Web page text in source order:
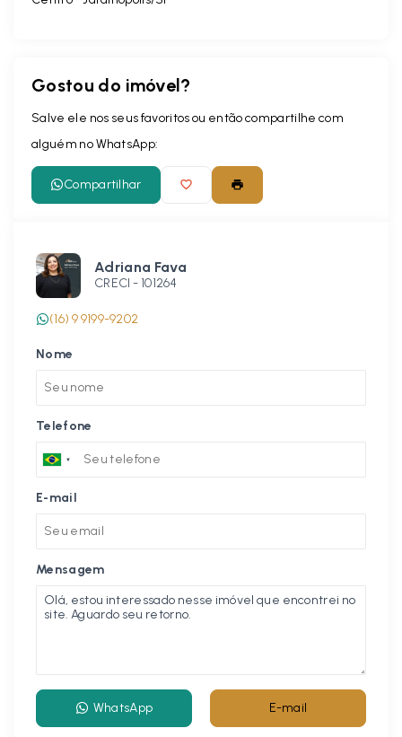
Gostou do imóvel?
Salve ele nos seus favoritos ou então compartilhe com
alguém no WhatsApp:
Compartilhar
Adriana Fava
CRECI - 101264
(16) 9 9199-9202
Nome
Telefone
E-mail
Mensagem
WhatsApp E-mail